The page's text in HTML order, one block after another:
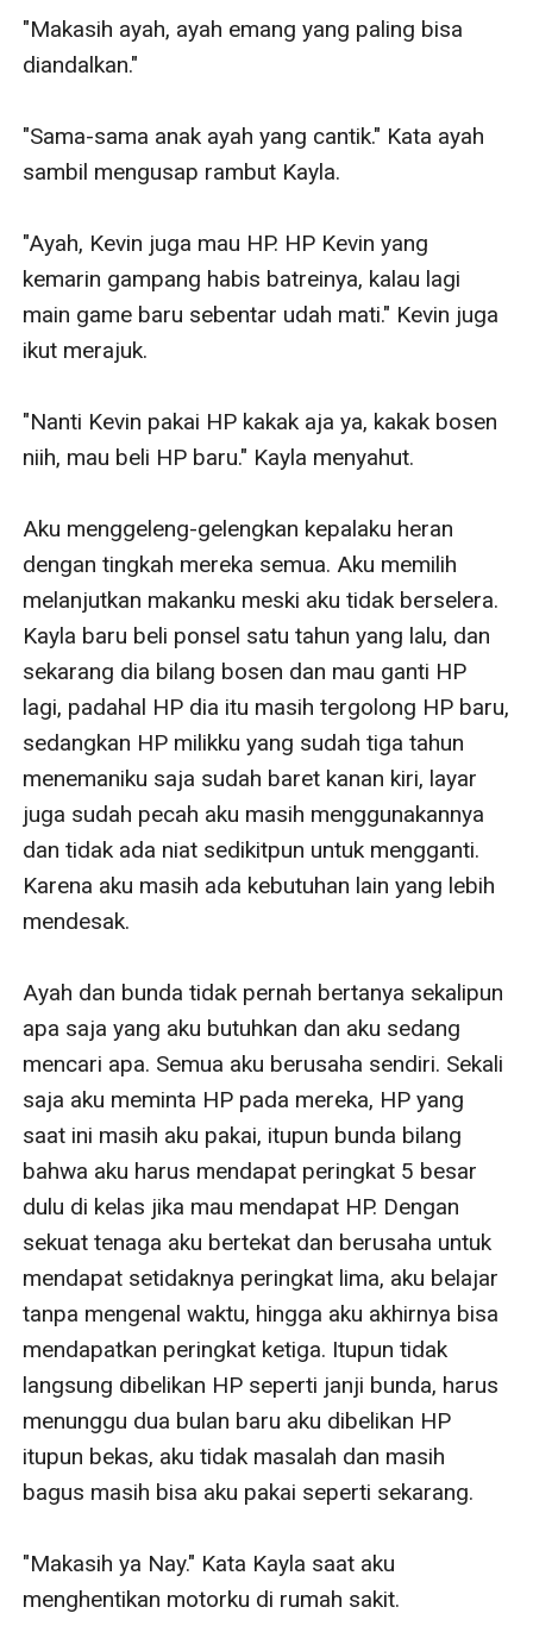
"Makasih ayah, ayah emang yang paling bisa
diandalkan."
"Sama-sama anak ayah yang cantik." Kata ayah
sambil mengusap rambut Kayla.
"Ayah, Kevin juga mau HP. HP Kevin yang
kemarin gampang habis batreinya, kalau lagi
main game baru sebentar udah mati." Kevin juga
ikut merajuk.
"Nanti Kevin pakai HP kakak aja ya, kakak bosen
niih, mau beli HP baru." Kayla menyahut.
Aku menggeleng-gelengkan kepalaku heran
dengan tingkah mereka semua. Aku memilih
melanjutkan makanku meski aku tidak berselera.
Kayla baru beli ponsel satu tahun yang lalu, dan
sekarang dia bilang bosen dan mau ganti HP
lagi, padahal HP dia itu masih tergolong HP baru,
sedangkan HP milikku yang sudah tiga tahun
menemaniku saja sudah baret kanan kiri, layar
juga sudah pecah aku masih menggunakannya
dan tidak ada niat sedikitpun untuk mengganti.
Karena aku masih ada kebutuhan lain yang lebih
mendesak.
Ayah dan bunda tidak pernah bertanya sekalipun
apa saja yang aku butuhkan dan aku sedang
mencari apa. Semua aku berusaha sendiri. Sekali
saja aku meminta HP pada mereka, HP yang
saat ini masih aku pakai, itupun bunda bilang
bahwa aku harus mendapat peringkat 5 besar
dulu di kelas jika mau mendapat HP. Dengan
sekuat tenaga aku bertekat dan berusaha untuk
mendapat setidaknya peringkat lima, aku belajar
tanpa mengenal waktu, hingga aku akhirnya bisa
mendapatkan peringkat ketiga. Itupun tidak
langsung dibelikan HP seperti janji bunda, harus
menunggu dua bulan baru aku dibelikan HP
itupun bekas, aku tidak masalah dan masih
bagus masih bisa aku pakai seperti sekarang.
"Makasih ya Nay." Kata Kayla saat aku
menghentikan motorku di rumah sakit.